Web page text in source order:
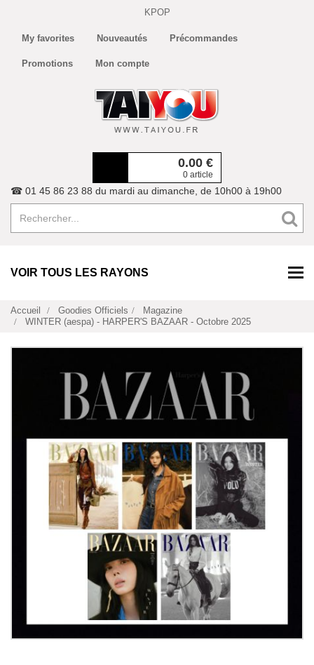
KPOP
My favorites Nouveautés Précommandes
Promotions Mon compte
0.00 €
0 article
☎ 01 45 86 23 88 du mardi au dimanche, de 10h00 à 19h00
VOIR TOUS LES RAYONS
Accueil Goodies Officiels
Magazine
WINTER (aespa) - HARPER'S BAZAAR - Octobre 2025